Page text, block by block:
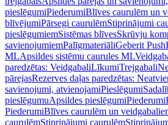
pieslēgumiPiederumiBlīves caurulēm un
blīvējumiPārsegi caurulēmStiprinājumi
pieslēgumiemSistēmas blīvesSkrūvju
savienojumiemPalīgmateriāliGeberit
MLApsildes sistēmu caurules ML
paredzētas: VeidgabaliLīkumiTrejgabali
pārejasRezerves daļas paredzētas:
savienojumi, atvienojamiPieslēgumi
pieslēgumuApsildes pieslēgumiPiederumi
PiederumiBlīves caurulēm un
caurulēmStiprinājumi caurulēm